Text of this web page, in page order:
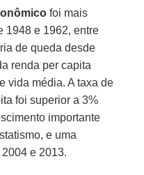
foi mais
1948 e 1962, entre
de queda desde
renda per capita
vida média. A taxa de
foi superior a 3%
importante
e uma
e 2013.